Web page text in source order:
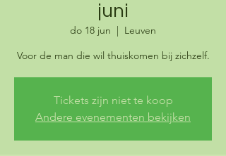
juni
do 18 jun
  |
Leuven
Voor de man die wil thuiskomen bij zichzelf.
Tickets zijn niet te koop
Andere evenementen bekijken